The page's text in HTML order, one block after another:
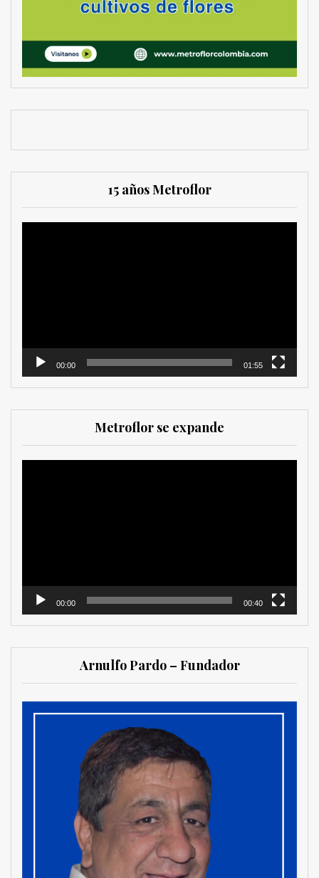
15 años Metroflor
00:00 01:55
Metroflor se expande
00:00 00:40
Arnulfo Pardo – Fundador